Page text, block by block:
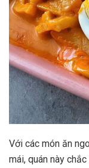
Với các món ăn
mái, quán này